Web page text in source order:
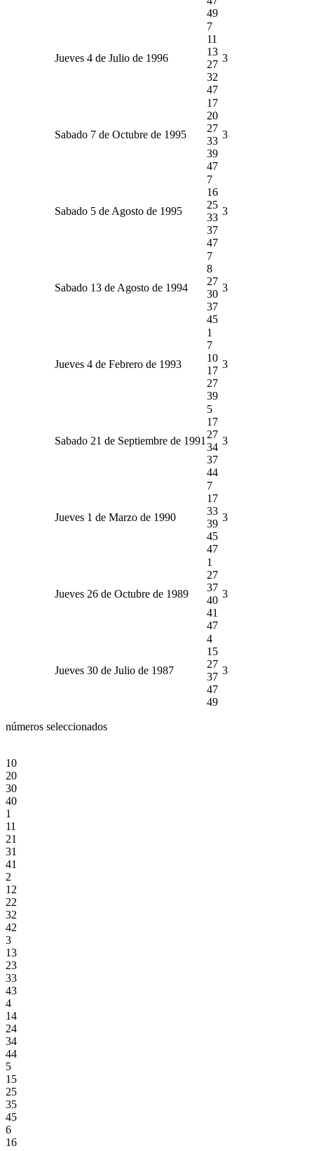
49
Jueves 4 de Julio de 1996
7
11
13
27
32
47
3
Sabado 7 de Octubre de 1995
17
20
27
33
39
47
3
Sabado 5 de Agosto de 1995
7
16
25
33
37
47
3
Sabado 13 de Agosto de 1994
7
8
27
30
37
45
3
Jueves 4 de Febrero de 1993
1
7
10
17
27
39
3
Sabado 21 de Septiembre de 1991
5
17
27
34
37
44
3
Jueves 1 de Marzo de 1990
7
17
33
39
45
47
3
Jueves 26 de Octubre de 1989
1
27
37
40
41
47
3
Jueves 30 de Julio de 1987
4
15
27
37
47
49
3
números seleccionados
10
20
30
40
1
11
21
31
41
2
12
22
32
42
3
13
23
33
43
4
14
24
34
44
5
15
25
35
45
6
16